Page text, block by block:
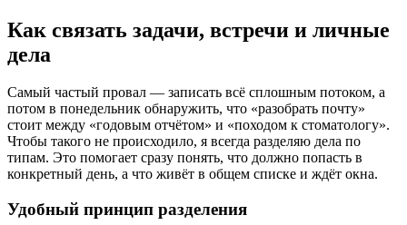
Как связать задачи, встречи и личные
дела
Самый частый провал — записать всё сплошным потоком, а
потом в понедельник обнаружить, что «разобрать почту»
стоит между «годовым отчётом» и «походом к стоматологу».
Чтобы такого не происходило, я всегда разделяю дела по
типам. Это помогает сразу понять, что должно попасть в
конкретный день, а что живёт в общем списке и ждёт окна.
Удобный принцип разделения